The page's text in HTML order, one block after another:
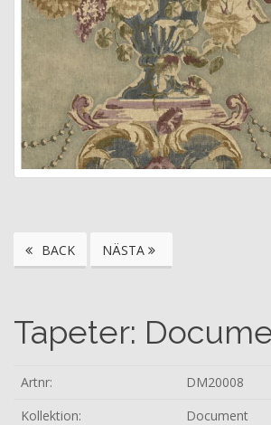
BACK NÄSTA
Tapeter:
Artnr:
DM20008
Kollektion:
Document